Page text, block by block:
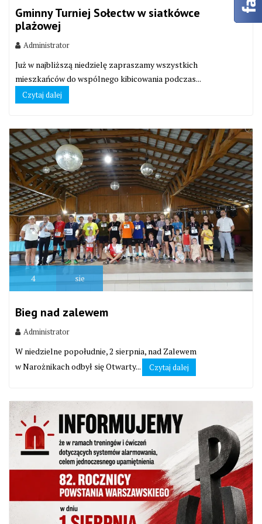
Gminny Turniej Sołectw w siatkówce
plażowej
Administrator
Już w najbliższą niedzielę zapraszamy wszystkich
mieszkańców do wspólnego kibicowania podczas...
Czytaj dalej
4 sie
Bieg nad zalewem
Administrator
W niedzielne popołudnie, 2 sierpnia, nad Zalewem
w Narożnikach odbył się Otwarty...
Czytaj dalej